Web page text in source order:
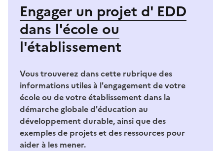
Engager un projet d' EDD
dans l'école ou
l'établissement
Vous trouverez dans cette rubrique des
informations utiles à l'engagement de votre
école ou de votre établissement dans la
démarche globale d'éducation au
développement durable, ainsi que des
exemples de projets et des ressources pour
aider à les mener.